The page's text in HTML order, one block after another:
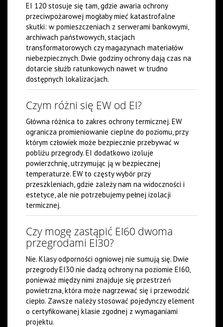
EI 120 stosuje się tam, gdzie awaria ochrony
przeciwpożarowej mogłaby mieć katastrofalne
skutki: w pomieszczeniach z serwerami bankowymi,
archiwach państwowych, stacjach
transformatorowych czy magazynach materiałów
niebezpiecznych. Dwie godziny ochrony dają czas na
dotarcie służb ratunkowych nawet w trudno
dostępnych lokalizacjach.
Czym różni się EW od EI?
Główna różnica to zakres ochrony termicznej. EW
ogranicza promieniowanie cieplne do poziomu, przy
którym człowiek może bezpiecznie przebywać w
pobliżu przegrody. EI dodatkowo izoluje
powierzchnię, utrzymując ją w bezpiecznej
temperaturze. EW to częsty wybór przy
przeszkleniach, gdzie zależy nam na widoczności i
estetyce, ale nie potrzebujemy pełnej izolacji
termicznej.
Czy mogę zastąpić EI60 dwoma
przegrodami EI30?
Nie. Klasy odporności ogniowej nie sumują się. Dwie
przegrody EI30 nie dadzą ochrony na poziomie EI60,
ponieważ między nimi znajduje się przestrzeń
powietrzna, która może nagrzewać się i przewodzić
ciepło. Zawsze należy stosować pojedynczy element
o certyfikowanej klasie zgodnej z wymaganiami
projektu.